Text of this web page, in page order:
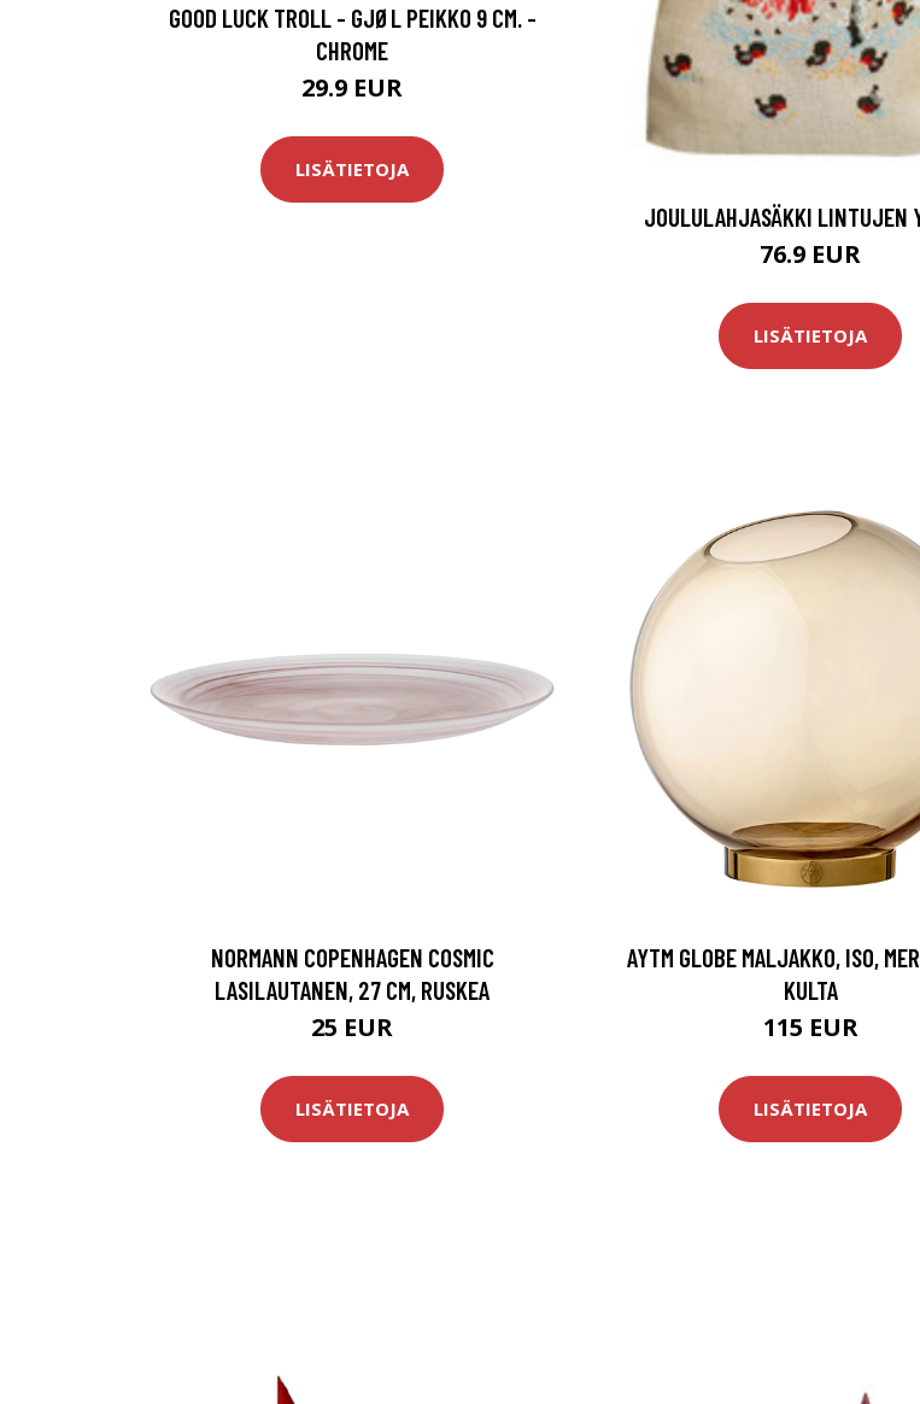
GOOD LUCK TROLL - GJØL PEIKKO 9 CM. -
CHROME
29.9 EUR
LISÄTIETOJA
JOULULAHJASÄKKI LINTUJEN
76.9 EUR
LISÄTIETOJA
NORMANN COPENHAGEN COSMIC
LASILAUTANEN, 27 CM, RUSKEA
25 EUR
LISÄTIETOJA
AYTM GLOBE MALJAKKO, ISO,
KULTA
115 EUR
LISÄTIETOJA